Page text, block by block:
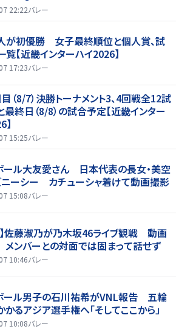
22:22バレー
が初優勝 女子最終順位と個人賞、試
【近畿インターハイ2026】
17:23バレー
（8/7）決勝トーナメント3、4回戦全12試
終日（8/8）の試合予定【近畿インター
15:25バレー
ール大友愛さん 日本代表の長女・美空
ニーシー カチューシャ着けて動画撮影
15:08バレー
】佐藤淑乃が乃木坂46ライブ観戦 動画
ンバーとの対面では固まって話せず
10:46バレー
ール男子の石川祐希がVNL報告 五輪
るアジア選手権へ「そしてここから」
10:08バレー